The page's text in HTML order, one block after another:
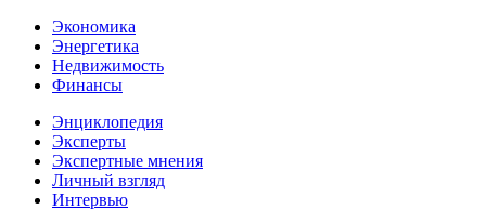
Экономика
Энергетика
Недвижимость
Финансы
Энциклопедия
Эксперты
Экспертные мнения
Личный взгляд
Интервью